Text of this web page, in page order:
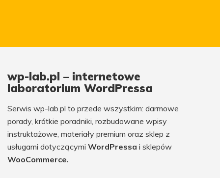
wp-lab.pl – internetowe
laboratorium WordPressa
Serwis wp-lab.pl to przede wszystkim: darmowe
porady, krótkie poradniki, rozbudowane wpisy
instruktażowe, materiały premium oraz sklep z
usługami dotyczącymi WordPressa i sklepów
WooCommerce.